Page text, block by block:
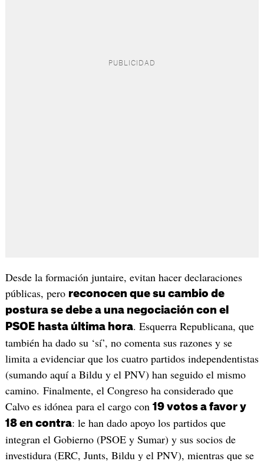
Desde la formación juntaire, evitan hacer declaraciones
públicas, pero reconocen que su cambio de
postura se debe a una negociación con el
PSOE hasta última hora. Esquerra Republicana, que
también ha dado su ‘sí’, no comenta sus razones y se
limita a evidenciar que los cuatro partidos independentistas
(sumando aquí a Bildu y el PNV) han seguido el mismo
camino. Finalmente, el Congreso ha considerado que
Calvo es idónea para el cargo con 19 votos a favor y
18 en contra: le han dado apoyo los partidos que
integran el Gobierno (PSOE y Sumar) y sus socios de
investidura (ERC, Junts, Bildu y el PNV), mientras que se